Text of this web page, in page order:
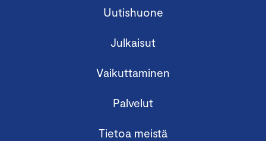
Uutishuone
Julkaisut
Vaikuttaminen
Palvelut
Tietoa meistä